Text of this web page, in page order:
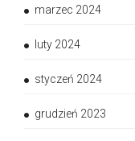
marzec 2024
luty 2024
styczeń 2024
grudzień 2023